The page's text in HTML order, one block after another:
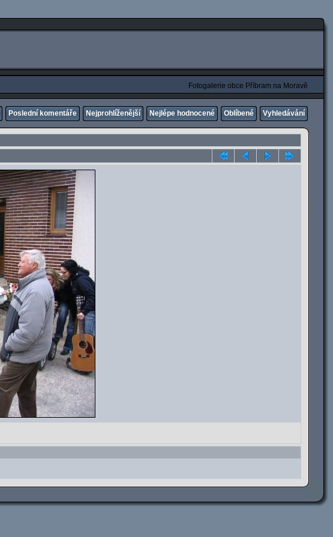
Fotogalerie obce Příbram na Moravě
Poslední komentáře Nejprohlíženější Nejlépe hodnocené Oblíbené Vyhledávání